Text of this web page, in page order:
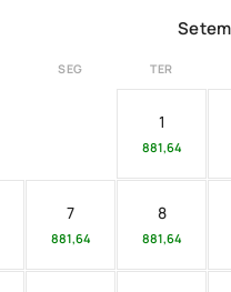
SEG TER
1
881,64
7
881,64
8
881,64